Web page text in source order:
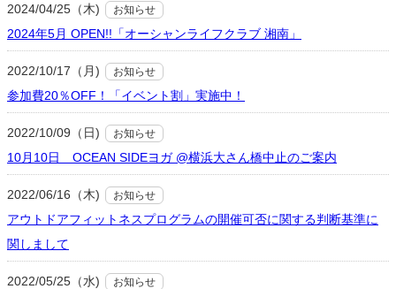
2024/04/25（木) お知らせ
2024年5月 OPEN!!「オーシャンライフクラブ 湘南」
2022/10/17（月) お知らせ
参加費20％OFF！「イベント割」実施中！
2022/10/09（日) お知らせ
10月10日 OCEAN SIDEヨガ @横浜大さん橋中止のご案内
2022/06/16（木) お知らせ
アウトドアフィットネスプログラムの開催可否に関する判断基準に
関しまして
2022/05/25（水) お知らせ